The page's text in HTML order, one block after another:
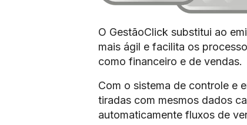
O GestãoClick substitui ao
mais ágil e facilita os
como financeiro e de vendas.
Com o sistema de controle e
tiradas com mesmos dados
automaticamente fluxos de